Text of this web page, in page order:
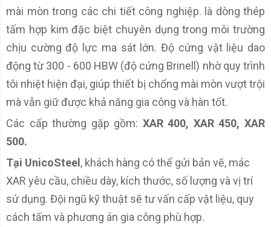
mài mòn trong các chi tiết công nghiệp. là dòng thép
tấm hợp kim đặc biệt chuyên dụng trong môi trường
chịu cường độ lực ma sát lớn. Độ cứng vật liệu dao
động từ 300 - 600 HBW (độ cứng Brinell) nhờ quy trình
tôi nhiệt hiện đại, giúp thiết bị chống mài mòn vượt trội
mà vẫn giữ được khả năng gia công và hàn tốt.
Các cấp thường gặp gồm: XAR 400, XAR 450,XAR
500.
Tại UnicoSteel, khách hàng có thể gửi bản vẽ, mác
XAR yêu cầu, chiều dày, kích thước, số lượng và vị trí
sử dụng. Đội ngũ kỹ thuật sẽ tư vấn cấp vật liệu, quy
cách tấm và phương án gia công phù hợp.